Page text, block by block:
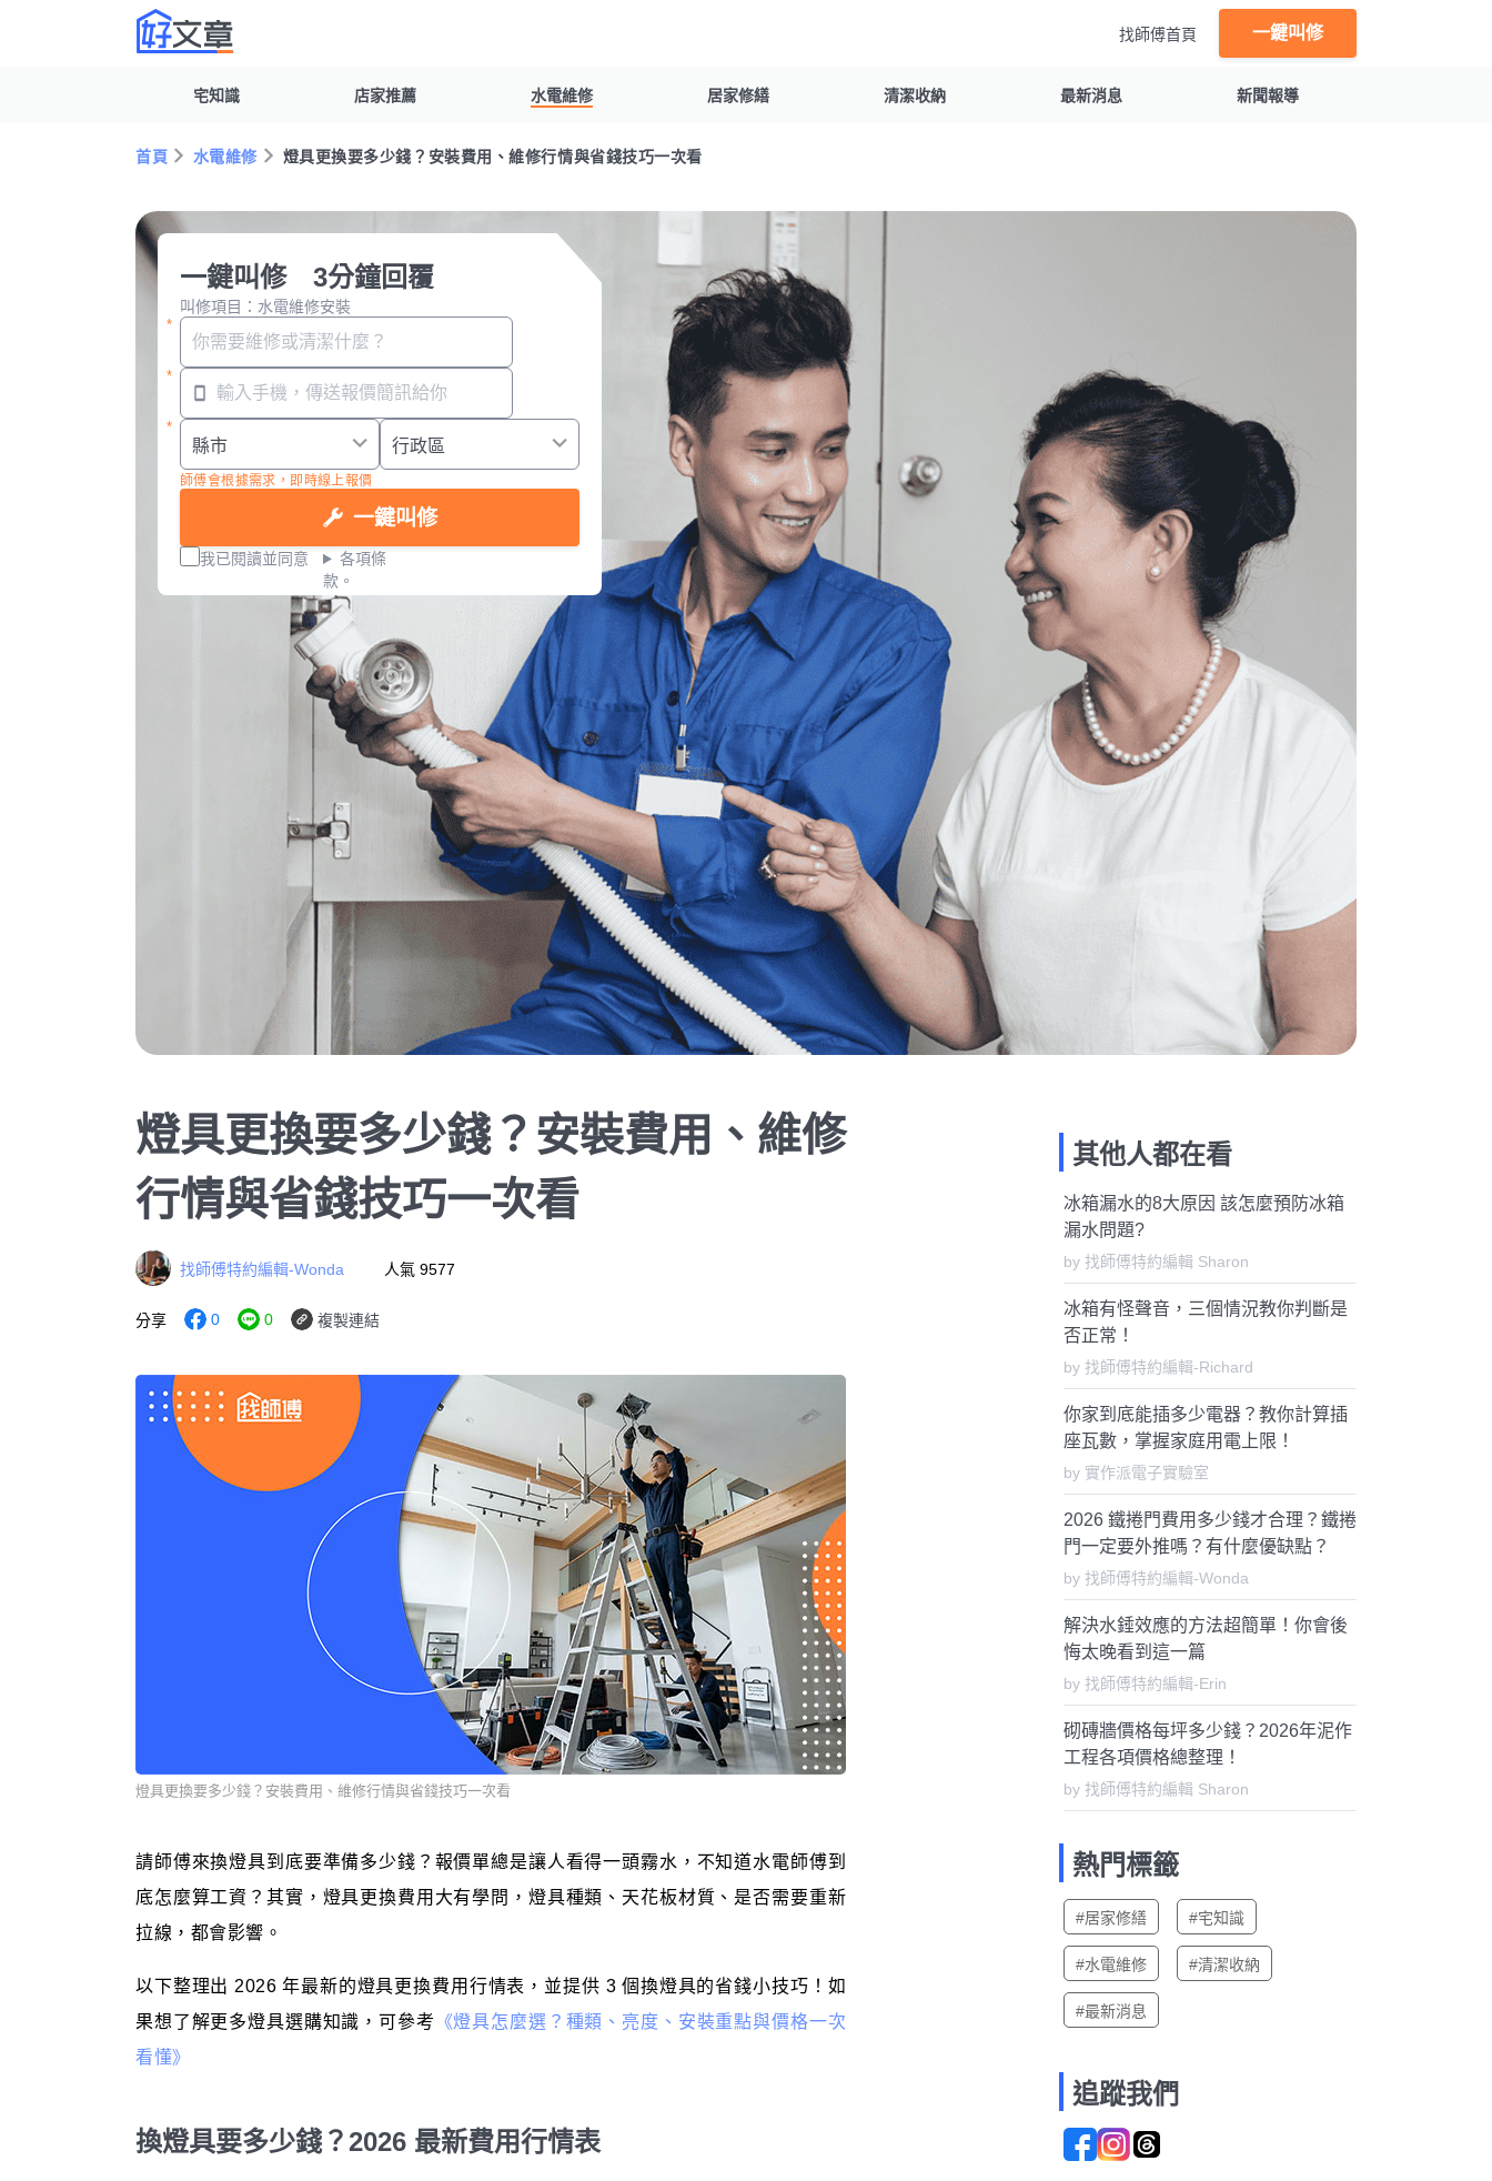
找師傅首頁 一鍵叫修
宅知識 店家推薦 水電維修 居家修繕 清潔收納 最新消息 新聞報導
首頁 水電維修 燈具更換要多少錢？安裝費用、維修行情與省錢技巧一次看
一鍵叫修 3分鐘回覆
叫修項目：水電維修安裝
師傅會根據需求，即時線上報價
一鍵叫修
我已閱讀並同意
各項條
款。
燈具更換要多少錢？安裝費用、維修
行情與省錢技巧一次看
找師傅特約編輯-Wonda 人氣 9577
分享 0 0 複製連結
燈具更換要多少錢？安裝費用、維修行情與省錢技巧一次看
請師傅來換燈具到底要準備多少錢？報價單總是讓人看得一頭霧水，不知道水電師傅到
底怎麼算工資？其實，燈具更換費用大有學問，燈具種類、天花板材質、是否需要重新
拉線，都會影響。
以下整理出 2026 年最新的燈具更換費用行情表，並提供 3 個換燈具的省錢小技巧！如
果想了解更多燈具選購知識，可參考 《燈具怎麼選？種類、亮度、安裝重點與價格一次
看懂》
換燈具要多少錢？2026 最新費用行情表
其他人都在看
冰箱漏水的8大原因 該怎麼預防冰箱
漏水問題?
by 找師傅特約編輯 Sharon
冰箱有怪聲音，三個情況教你判斷是
否正常！
by 找師傅特約編輯-Richard
你家到底能插多少電器？教你計算插
座瓦數，掌握家庭用電上限！
by 實作派電子實驗室
2026 鐵捲門費用多少錢才合理？鐵捲
門一定要外推嗎？有什麼優缺點？
by 找師傅特約編輯-Wonda
解決水錘效應的方法超簡單！你會後
悔太晚看到這一篇
by 找師傅特約編輯-Erin
砌磚牆價格每坪多少錢？2026年泥作
工程各項價格總整理！
by 找師傅特約編輯 Sharon
熱門標籤
#居家修繕 #宅知識
#水電維修 #清潔收納
#最新消息
追蹤我們